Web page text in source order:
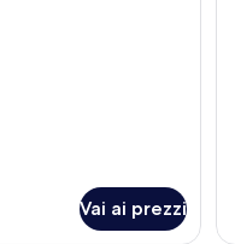
Vai ai prezzi